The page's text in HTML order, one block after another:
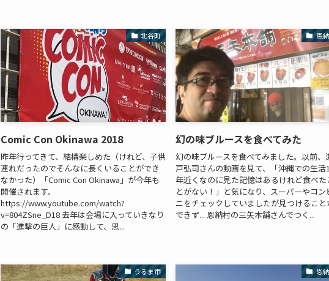
北谷町
Comic Con Okinawa 2018
昨年行ってきて、結構楽しめた（けれど、子供
連れだったのでそんなに長くいることができ
なかった）「Comic Con Okinawa」が今年も
開催されます。
https://www.youtube.com/watch?
v=804ZSne_D18 去年は会場に入っていきなり
の「進撃の巨人」に感動して、思...
恩
幻の味ブルースを食べてみた
幻の味ブルースを食べてみました。以前、
戸弘司さんの動画を見て、「沖縄での生活
年近くなのに見た記憶はあるけれど食べた
とがない！」と気になり、スーパーやコン
ニをチェックしていましたが見つけること
できず... 恩納村の三矢本舗さんでつく...
うるま市 恩